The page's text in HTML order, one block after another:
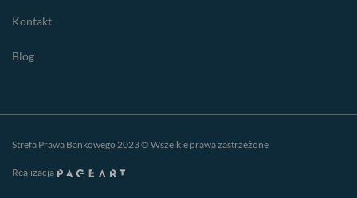
Kontakt
Blog
Strefa Prawa Bankowego 2023 © Wszelkie prawa zastrzeżone
Realizacja